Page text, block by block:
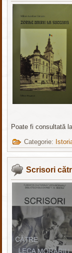
Poate fi consultată
Categorie:
Scrisori